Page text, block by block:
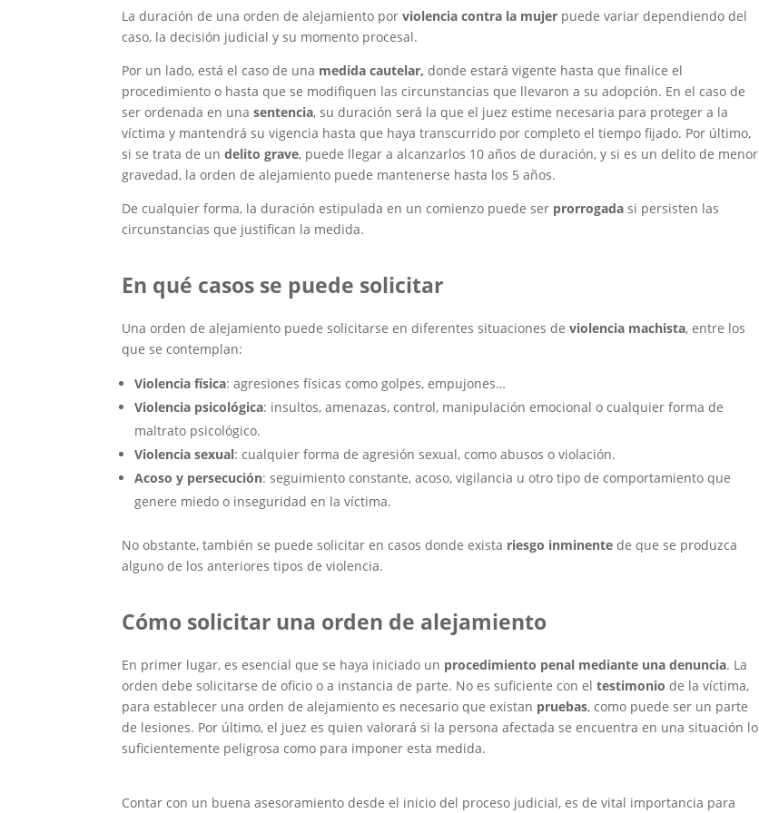
La duración de una orden de alejamiento porviolencia contra la mujer puede variar dependiendo del
caso, la decisión judicial y su momento procesal.
Por un lado, está el caso de una medida cautelar, donde estará vigente hasta que finalice el
procedimiento o hasta que se modifiquen las circunstancias que llevaron a su adopción. En el caso de
ser ordenada en unasentencia, su duración será la que el juez estime necesaria para proteger a la
víctima y mantendrá su vigencia hasta que haya transcurrido por completo el tiempo fijado. Por último,
si se trata de undelito grave, puede llegar a alcanzarlos 10 años de duración, y si es un delito de menor
gravedad, la orden de alejamiento puede mantenerse hasta los 5 años.
De cualquier forma, la duración estipulada en un comienzo puede ser prorrogadasi persisten las
circunstancias que justifican la medida.
En qué casos se puede solicitar
Una orden de alejamiento puede solicitarse en diferentes situaciones deviolencia machista, entre los
que se contemplan:
Violencia física: agresiones físicas como golpes, empujones…
Violencia psicológica: insultos, amenazas, control, manipulación emocional o cualquier forma de
maltrato psicológico.
Violencia sexual: cualquier forma de agresión sexual, como abusos o violación.
Acoso y persecución: seguimiento constante, acoso, vigilancia u otro tipo de comportamiento que
genere miedo o inseguridad en la víctima.
No obstante, también se puede solicitar en casos donde exista riesgo inminente de que se produzca
alguno de los anteriores tipos de violencia.
Cómo solicitar una orden de alejamiento
En primer lugar, es esencial que se haya iniciado un procedimiento penal mediante una denuncia. La
orden debe solicitarse de oficio o a instancia de parte. No es suficiente con eltestimoniode la víctima,
para establecer una orden de alejamiento es necesario que existan pruebas, como puede ser un parte
de lesiones. Por último, el juez es quien valorará si la persona afectada se encuentra en una situación lo
suficientemente peligrosa como para imponer esta medida.
Contar con un buena asesoramiento desde el inicio del proceso judicial, es de vital importancia para